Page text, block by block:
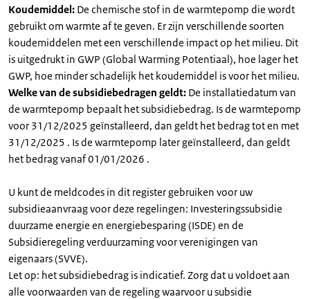
Koudemiddel: De chemische stof in de warmtepomp die wordt
gebruikt om warmte af te geven. Er zijn verschillende soorten
koudemiddelen met een verschillende impact op het milieu. Dit
is uitgedrukt in GWP (Global Warming Potentiaal), hoe lager het
GWP, hoe minder schadelijk het koudemiddel is voor het milieu.
Welke van de subsidiebedragen geldt: De installatiedatum van
de warmtepomp bepaalt het subsidiebedrag. Is de warmtepomp
voor 31/12/2025 geïnstalleerd, dan geldt het bedrag tot en met
31/12/2025 . Is de warmtepomp later geïnstalleerd, dan geldt
het bedrag vanaf 01/01/2026 .
U kunt de meldcodes in dit register gebruiken voor uw
subsidieaanvraag voor deze regelingen: Investeringssubsidie
duurzame energie en energiebesparing (ISDE) en de
Subsidieregeling verduurzaming voor verenigingen van
eigenaars (SVVE).
Let op: het subsidiebedrag is indicatief. Zorg dat u voldoet aan
alle voorwaarden van de regeling waarvoor u subsidie